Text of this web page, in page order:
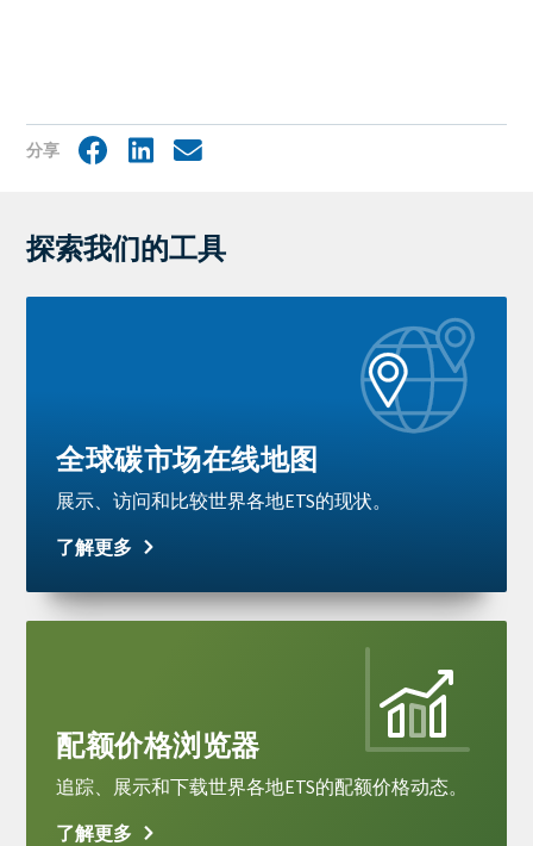
分享 FacebookLinkedIn
Share
探索我们的工具
全球碳市场在线地图
展示、访问和比较世界各地ETS的现状。
了解更多
配额价格浏览器
追踪、展示和下载世界各地ETS的配额价格动态。
了解更多